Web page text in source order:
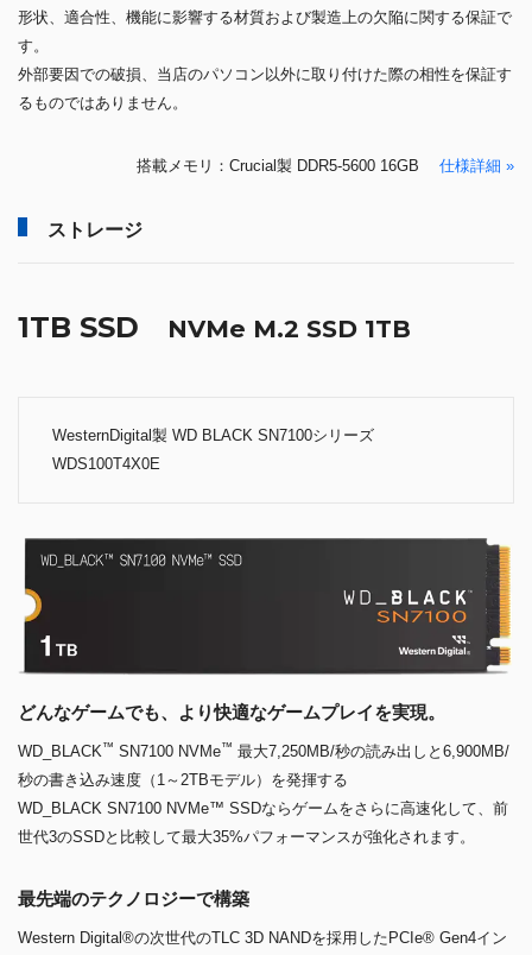
形状、適合性、機能に影響する材質および製造上の欠陥に関する保証で
す。
外部要因での破損、当店のパソコン以外に取り付けた際の相性を保証す
るものではありません。
搭載メモリ：Crucial製 DDR5-5600 16GB 仕様詳細 »
ストレージ
1TB SSD NVMe M.2 SSD 1TB
WesternDigital製 WD BLACK SN7100シリーズ
WDS100T4X0E
どんなゲームでも、より快適なゲームプレイを実現。
WD_BLACK™ SN7100 NVMe™ 最大7,250MB/秒の読み出しと6,900MB/
秒の書き込み速度（1～2TBモデル）を発揮する
WD_BLACK SN7100 NVMe™ SSDならゲームをさらに高速化して、前
世代3のSSDと比較して最大35%パフォーマンスが強化されます。
最先端のテクノロジーで構築
Western Digital®の次世代のTLC 3D NANDを採用したPCIe® Gen4イン